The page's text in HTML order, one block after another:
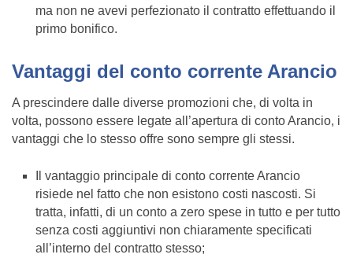
ma non ne avevi perfezionato il contratto effettuando il
primo bonifico.
Vantaggi del conto corrente Arancio
A prescindere dalle diverse promozioni che, di volta in
volta, possono essere legate all’apertura di conto Arancio, i
vantaggi che lo stesso offre sono sempre gli stessi.
Il vantaggio principale di conto corrente Arancio
risiede nel fatto che non esistono costi nascosti. Si
tratta, infatti, di un conto a zero spese in tutto e per tutto
senza costi aggiuntivi non chiaramente specificati
all’interno del contratto stesso;